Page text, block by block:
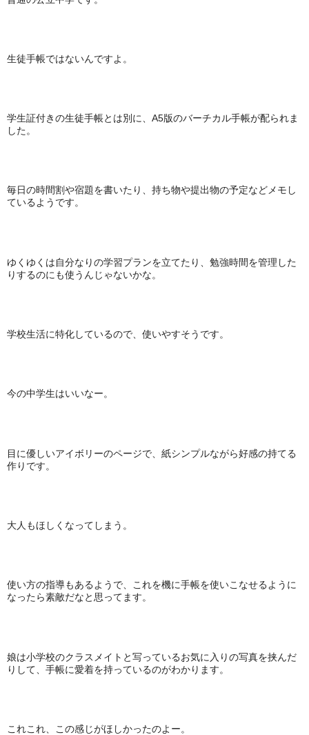
生徒手帳ではないんですよ。
学生証付きの生徒手帳とは別に、A5版のバーチカル手帳が配られま
した。
毎日の時間割や宿題を書いたり、持ち物や提出物の予定などメモし
ているようです。
ゆくゆくは自分なりの学習プランを立てたり、勉強時間を管理した
りするのにも使うんじゃないかな。
学校生活に特化しているので、使いやすそうです。
今の中学生はいいなー。
目に優しいアイボリーのページで、紙シンプルながら好感の持てる
作りです。
大人もほしくなってしまう。
使い方の指導もあるようで、これを機に手帳を使いこなせるように
なったら素敵だなと思ってます。
娘は小学校のクラスメイトと写っているお気に入りの写真を挟んだ
りして、手帳に愛着を持っているのがわかります。
これこれ、この感じがほしかったのよー。